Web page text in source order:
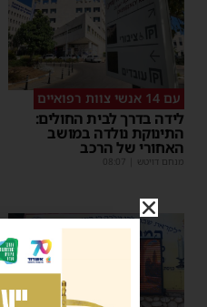
עם 14 אנשי צוות רפואיים
לידה בדרך לבית החולים:
התינוקת נולדה במושב
האחורי של הרכב
מנחם דויטש 08:07